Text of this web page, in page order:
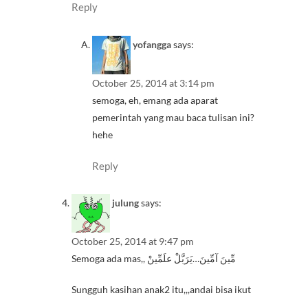
Reply
yofanggasays:
October 25, 2014 at 3:14 pm
semoga, eh, emang ada aparat
pemerintah yang mau baca tulisan ini?
hehe
Reply
julungsays:
October 25, 2014 at 9:47 pm
Semoga ada mas,, مِّينَ آمِّينَ…يَرَبَّلْ علَمِّينْ
Sungguh kasihan anak2 itu,,,andai bisa ikut